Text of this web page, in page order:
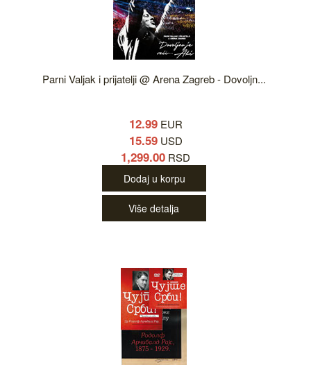
Parni Valjak i prijatelji @ Arena Zagreb - Dovoljn...
12.99EUR
15.59USD
1,299.00 RSD
Dodaj u korpu
Više detalja